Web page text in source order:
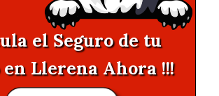
el Seguro de tu
Llerena Ahora !!!